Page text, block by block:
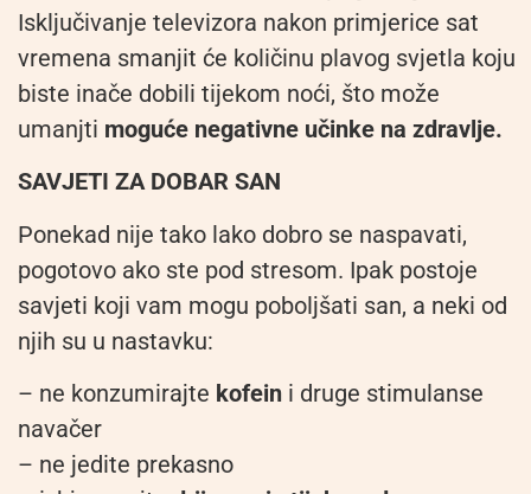
Isključivanje televizora nakon primjerice sat
vremena smanjit će količinu plavog svjetla koju
biste inače dobili tijekom noći, što može
umanjti moguće negativne učinke na zdravlje.
SAVJETI ZA DOBAR SAN
Ponekad nije tako lako dobro se naspavati,
pogotovo ako ste pod stresom. Ipak postoje
savjeti koji vam mogu poboljšati san, a neki od
njih su u nastavku:
– ne konzumirajte kofein i druge stimulanse
navačer
– ne jedite prekasno